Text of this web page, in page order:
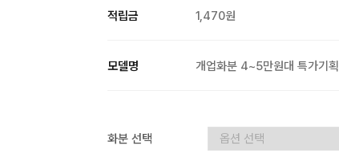
적립금 1,470원
모델명 개업화분 4~5만원대 특가기획
화분 선택